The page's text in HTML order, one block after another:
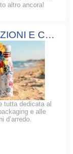
altro ancora!
CONFEZIONI E COMPOSIZIONI
tutta dedicata al
e alle
d’arredo.